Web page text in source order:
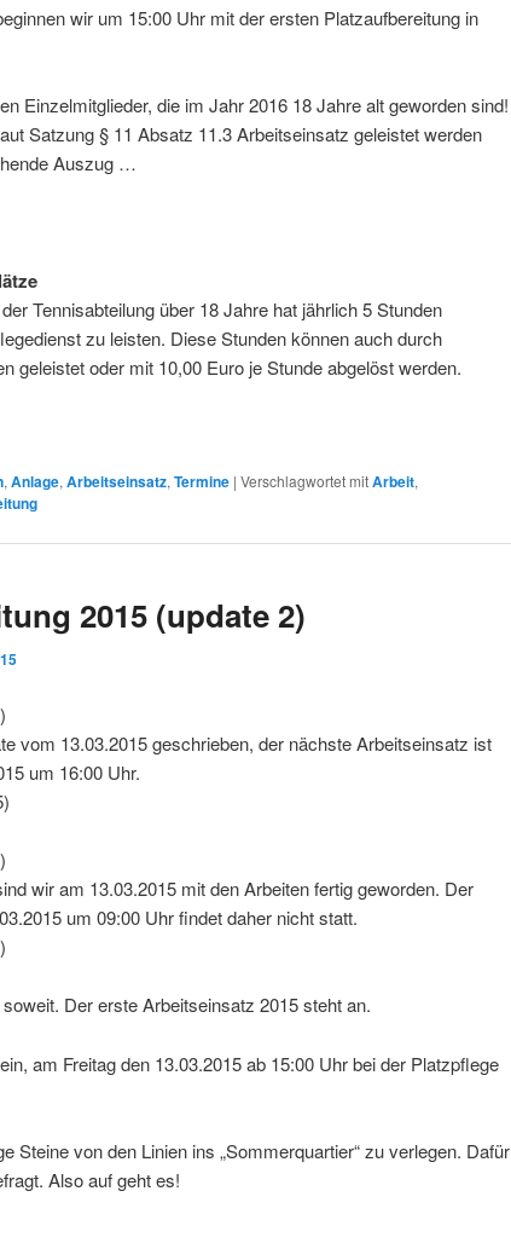
wir um 15:00 Uhr mit der ersten Platzaufbereitung in
Einzelmitglieder, die im Jahr 2016 18 Jahre alt geworden sind!
Satzung § 11 Absatz 11.3 Arbeitseinsatz geleistet werden
Auszug …
Tennisabteilung über 18 Jahre hat jährlich 5 Stunden
zu leisten. Diese Stunden können auch durch
geleistet oder mit 10,00 Euro je Stunde abgelöst werden.
, Anlage, Arbeitseinsatz, Termine | Verschlagwortet mitArbeit,
2015 (update 2)
vom 13.03.2015 geschrieben, der nächste Arbeitseinsatz ist
um 16:00 Uhr.
wir am 13.03.2015 mit den Arbeiten fertig geworden. Der
um 09:00 Uhr findet daher nicht statt.
Der erste Arbeitseinsatz 2015 steht an.
am Freitag den 13.03.2015 ab 15:00 Uhr bei der Platzpflege
Steine von den Linien ins „Sommerquartier“ zu verlegen. Dafür
Also auf geht es!